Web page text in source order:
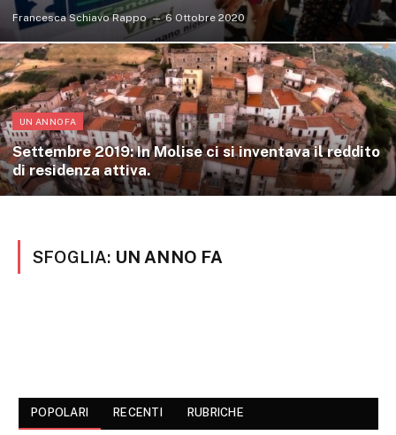
Francesca Schiavo Rappo 6 Ottobre 2020
UN ANNO FA
Settembre 2019: In Molise ci si inventava il reddito
di residenza attiva.
SFOGLIA: UN ANNO FA
POPOLARI RECENTI RUBRICHE